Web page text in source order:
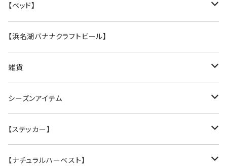
・【張替え】布部分を新品に交換
ホリデークッキー
【ベッド】
★なみなみウレタンのオーソペディックカドラー
丈夫なツイル地カバー
防水カバー
★ふわふわラウンドベッド
丈夫なツイル地カバー
厚手キルティングツイル地カバー
★中身とカバーのセット
★カバー単品
★中身のウレタン
【浜名湖バナナクラフトビール】
雑貨
クリスマスグリーティングカード
Tuffy
サンシェード
シーズンアイテム
レインコート
クリスマスプレゼントに
【ステッカー】
名入れカッティングシール
【ナチュラルハーベスト】